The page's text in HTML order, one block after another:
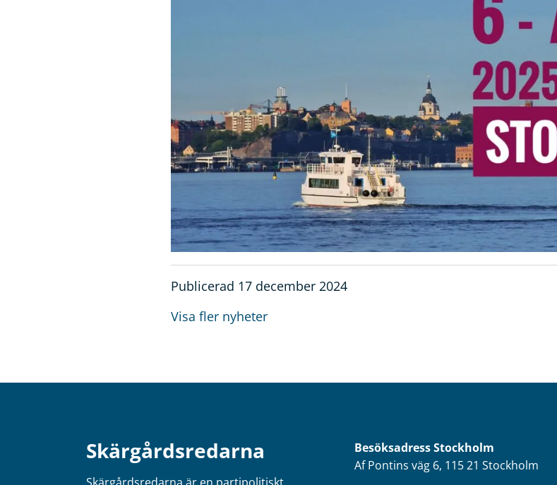
Publicerad 17 december 2024
Visa fler nyheter
Skärgårdsredarna
Skärgårdsredarna är en partipolitiskt
BesöksadressStockholm
Af Pontins väg 6, 115 21 Stockholm